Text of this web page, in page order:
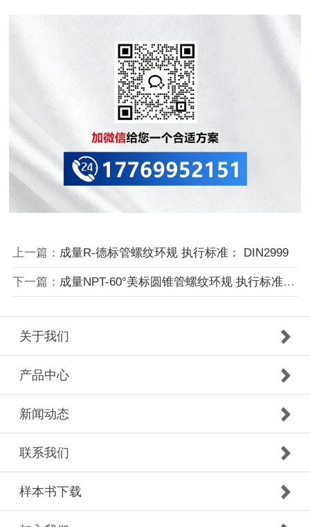
上一篇： 成量R-德标管螺纹环规 执行标准： DIN2999
下一篇： 成量NPT-60°美标圆锥管螺纹环规 执行标准： ANSI/ASME B1.20.1-2013
关于我们
产品中心
新闻动态
联系我们
样本书下载